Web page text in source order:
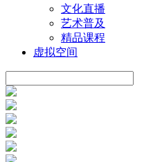
文化直播
艺术普及
精品课程
虚拟空间